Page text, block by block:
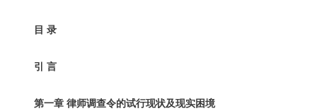
目 录
引 言
第一章 律师调查令的试行现状及现实困境